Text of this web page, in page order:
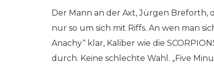
Der Mann an der Axt, Jürgen Breforth,
nur so um sich mit Riffs. An wen man
Anachy“ klar, Kaliber wie die
durch. Keine schlechte Wahl. „Five